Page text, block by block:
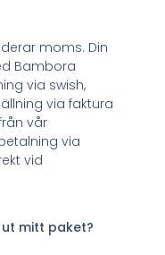
moms. Din
Bambora
via swish,
via faktura
vår
via
vid
mitt paket?